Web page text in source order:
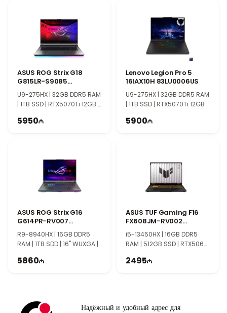
ASUS ROG Strix G18
G815LR-S9085
90NR0LT1-M00390
U9-275HX | 32GB DDR5 RAM
| 1TB SSD | RTX5070Ti 12GB |
5950
Lenovo Legion Pro 5
16IAX10H 83LU0006US
U9-275HX | 32GB DDR5 RAM
| 1TB SSD | RTX5070Ti 12GB |
5900
ASUS ROG Strix G16
G614PR-RV007
90NR0NJ7-M00080
R9-8940HX | 16GB DDR5
RAM | 1TB SDD | 16" WUXGA |
5860
ASUS TUF Gaming F16
FX608JM-RV002
90NR0MI1-M002V0
i5-13450HX | 16GB DDR5
RAM | 512GB SSD | RTX5060
2495
Надёжный и удобный адрес для